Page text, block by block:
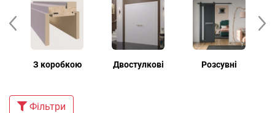
З коробкою Двостулкові Розсувні
Фiльтри